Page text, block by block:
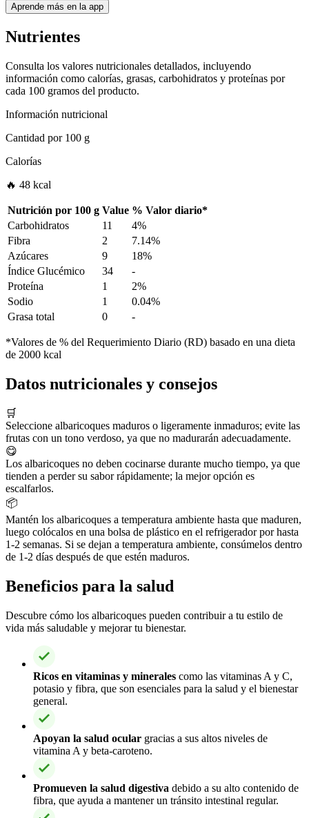
Aprende más en la app
Nutrientes
Consulta los valores nutricionales detallados, incluyendo
información como calorías, grasas, carbohidratos y proteínas por
cada 100 gramos del producto.
Información nutricional
Cantidad por100 g
Calorías
🔥 48 kcal
Nutrición por 100 g Value % Valor diario*
Carbohidratos
11
4%
Fibra
2
7.14%
Azúcares
9
18%
Índice Glucémico
34
-
Proteína
1
2%
Sodio
1
0.04%
Grasa total
0 -
*Valores de % del Requerimiento Diario (RD) basado en una dieta
de 2000 kcal
Datos nutricionales y consejos
🛒
Seleccione albaricoques maduros o ligeramente inmaduros; evite las
frutas con un tono verdoso, ya que no madurarán adecuadamente.
😋
Los albaricoques no deben cocinarse durante mucho tiempo, ya que
tienden a perder su sabor rápidamente; la mejor opción es
escalfarlos.
📦
Mantén los albaricoques a temperatura ambiente hasta que maduren,
luego colócalos en una bolsa de plástico en el refrigerador por hasta
1-2 semanas. Si se dejan a temperatura ambiente, consúmelos dentro
de 1-2 días después de que estén maduros.
Beneficios para la salud
Descubre cómo los albaricoques pueden contribuir a tu estilo de
vida más saludable y mejorar tu bienestar.
Ricos en vitaminas y minerales como las vitaminas A y C,
potasio y fibra, que son esenciales para la salud y el bienestar
general.
Apoyan la salud ocular gracias a sus altos niveles de
vitamina A y beta-caroteno.
Promueven la salud digestiva debido a su alto contenido de
fibra, que ayuda a mantener un tránsito intestinal regular.